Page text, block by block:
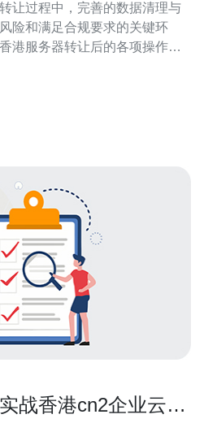
让过程中，完善的数据清理与
险和满足合规要求的关键环
港服务器转让后的各项操作步
团队在实际交接时参考与落
战香港cn2企业云的